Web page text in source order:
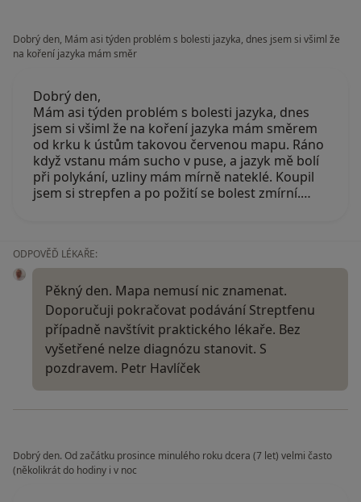
Dobrý den, Mám asi týden problém s bolesti jazyka, dnes jsem si všiml že
na koření jazyka mám směr
Dobrý den,
Mám asi týden problém s bolesti jazyka, dnes
jsem si všiml že na koření jazyka mám směrem
od krku k ústům takovou červenou mapu. Ráno
když vstanu mám sucho v puse, a jazyk mě bolí
při polykání, uzliny mám mírně nateklé. Koupil
jsem si strepfen a po požití se bolest zmírní.…
ODPOVĚĎ LÉKAŘE:
Pěkný den. Mapa nemusí nic znamenat.
Doporučuji pokračovat podávání Streptfenu
případně navštívit praktického lékaře. Bez
vyšetřené nelze diagnózu stanovit. S
pozdravem. Petr Havlíček
Dobrý den. Od začátku prosince minulého roku dcera (7 let) velmi často
(několikrát do hodiny i v noc